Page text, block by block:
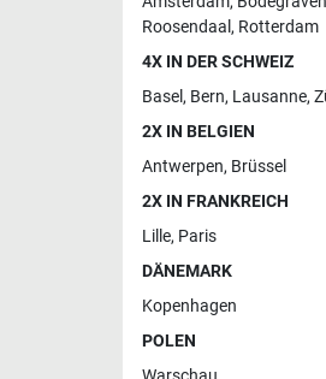
Roosendaal , Rotterdam
4X IN DER SCHWEIZ
Basel, Bern, Lausanne,
2X IN BELGIEN
Antwerpen, Brüssel
2X IN FRANKREICH
Lille, Paris
DÄNEMARK
Kopenhagen
POLEN